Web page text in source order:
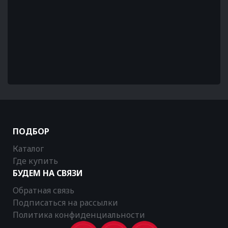
ПОДБОР
Каталог
Где купить
БУДЕМ НА СВЯЗИ
Обратная связь
Подписаться на рассылки
Политика конфиденциальности